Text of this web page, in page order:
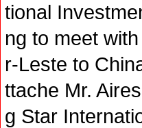
tional
ng to meet
r-Leste to
ttache Mr.
g Star